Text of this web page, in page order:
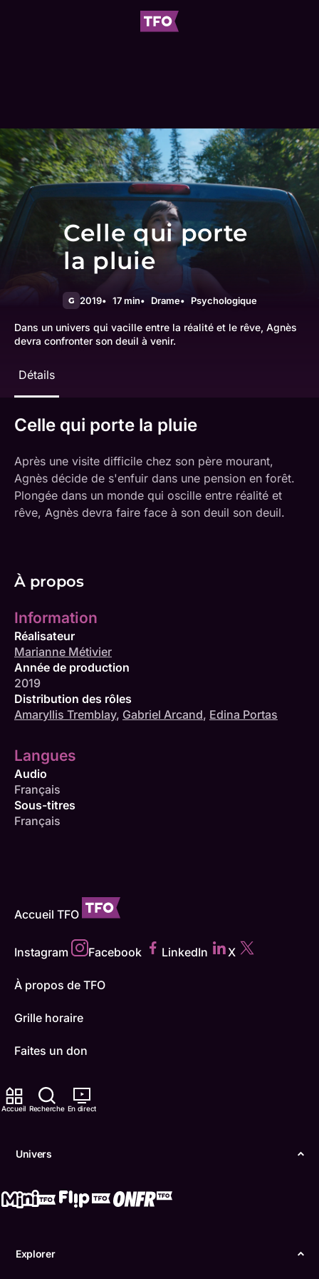
Accueil Recherche En direct
Univers
Explorer
Celle qui porte
la pluie
G 2019 17 min Drame Psychologique
Dans un univers qui vacille entre la réalité et le rêve, Agnès
devra confronter son deuil à venir.
Détails
Celle qui porte la pluie
Après une visite difficile chez son père mourant,
Agnès décide de s'enfuir dans une pension en forêt.
Plongée dans un monde qui oscille entre réalité et
rêve, Agnès devra faire face à son deuil son deuil.
À propos
Information
Réalisateur
Marianne Métivier
Année de production
2019
Distribution des rôles
Amaryllis Tremblay, Gabriel Arcand, Edina Portas
Langues
Audio
Français
Sous-titres
Français
Accueil TFO
Instagram Facebook LinkedIn X
À propos de TFO
Grille horaire
Faites un don
TFO Apprendre à la maison
Comment nous capter
IDÉLLO